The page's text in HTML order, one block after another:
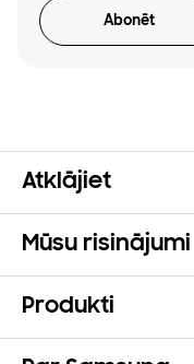
Abonēt
Atklājiet
Mūsu risinājumi
Produkti